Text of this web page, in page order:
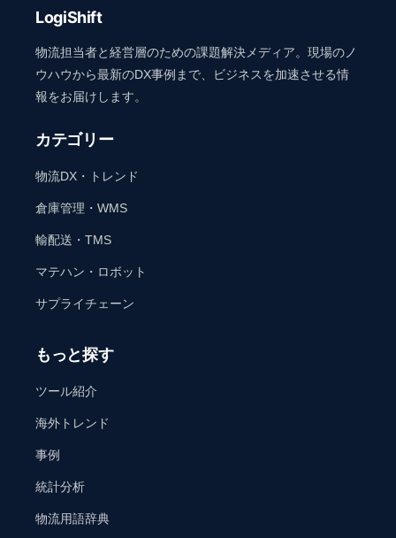
LogiShift
物流担当者と経営層のための課題解決メディア。現場のノ
ウハウから最新のDX事例まで、ビジネスを加速させる情
報をお届けします。
カテゴリー
物流DX・トレンド
倉庫管理・WMS
輸配送・TMS
マテハン・ロボット
サプライチェーン
もっと探す
ツール紹介
海外トレンド
事例
統計分析
物流用語辞典